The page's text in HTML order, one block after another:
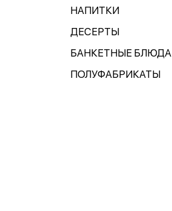
НАПИТКИ
ДЕСЕРТЫ
БАНКЕТНЫЕ БЛЮДА
ПОЛУФАБРИКАТЫ